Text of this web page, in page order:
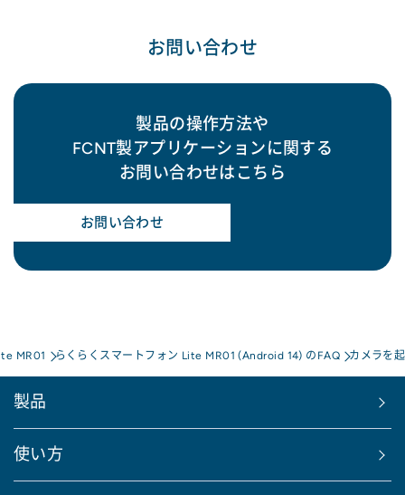
お問い合わせ
製品の操作方法や
FCNT製アプリケーションに関する
お問い合わせはこちら
お問い合わせ
MR01 らくらくスマートフォン Lite MR01 (Android 14) のFAQ カメラを
製品
使い方